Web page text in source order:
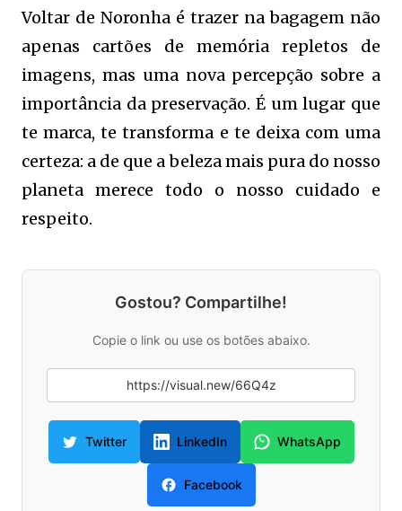
Voltar de Noronha é trazer na bagagem não
apenas cartões de memória repletos de
imagens, mas uma nova percepção sobre a
importância da preservação. É um lugar que
te marca, te transforma e te deixa com uma
certeza: a de que a beleza mais pura do nosso
planeta merece todo o nosso cuidado e
respeito.
Gostou? Compartilhe!
Copie o link ou use os botões abaixo.
Twitter LinkedIn WhatsApp
Facebook